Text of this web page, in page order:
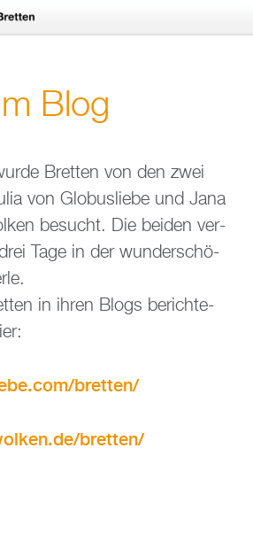
Blog
Brett­en von den zwei
von Glo­bus­lie­be und Jana
be­sucht. Die bei­den ver­
Tage in der wun­der­schö­
in ihren Blogs be­rich­te­
​bretten/
​bretten/